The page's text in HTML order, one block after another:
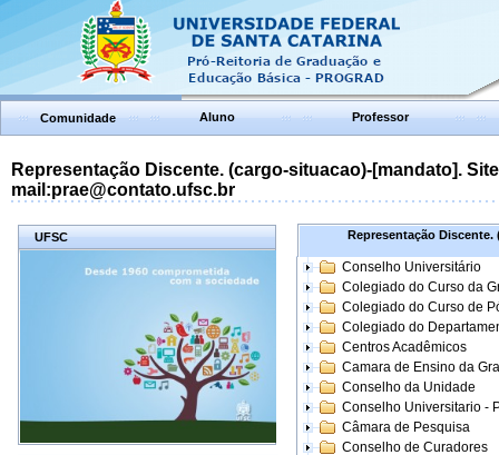
Comunidade Aluno Professor
Representação Discente. (cargo-situacao)-[mandato].
mail:prae@contato.ufsc.br
UFSC Representação Discente.
Conselho Universitário
Colegiado do Curso da
Colegiado do Curso de
Colegiado do
Centros Acadêmicos
Camara de Ensino da
Conselho da Unidade
Conselho Universitario -
Câmara de Pesquisa
Conselho de Curadores